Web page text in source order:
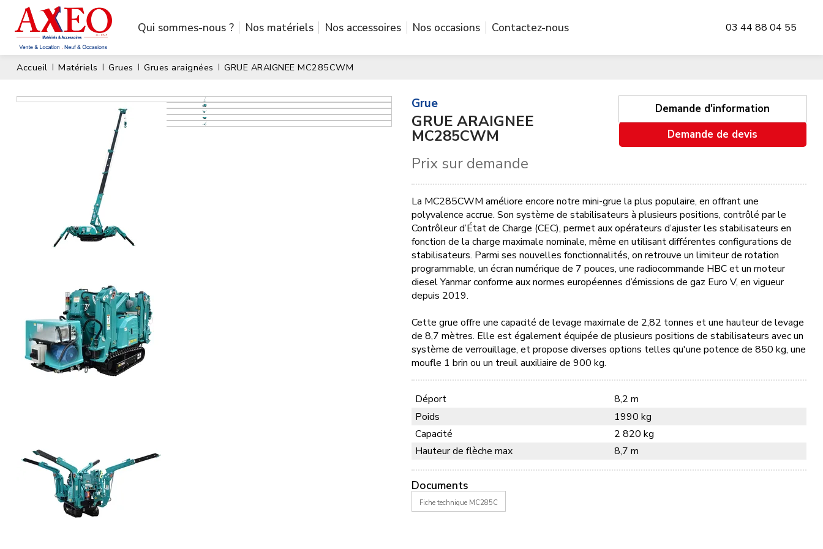
Qui sommes-nous ? Nos matériels Nos accessoires Nos occasions Contactez-nous 03 44 88 04 55
Accueil Matériels Grues Grues araignées GRUE ARAIGNEE MC285CWM
grue
GRUE ARAIGNEE
MC285CWM
Prix sur demande
Déport
8,2 m
Poids
1990 kg
Capacité
2 820 kg
Hauteur de flèche max
8,7 m
La MC285CWM améliore encore notre mini-grue la plus populaire, en offrant une
polyvalence accrue. Son système de stabilisateurs à plusieurs positions, contrôlé par le
Contrôleur d’État de Charge (CEC), permet aux opérateurs d’ajuster les stabilisateurs en
fonction de la charge maximale nominale, même en utilisant différentes configurations de
stabilisateurs. Parmi ses nouvelles fonctionnalités, on retrouve un limiteur de rotation
programmable, un écran numérique de 7 pouces, une radiocommande HBC et un moteur
diesel Yanmar conforme aux normes européennes d’émissions de gaz Euro V, en vigueur
depuis 2019.
Cette grue offre une capacité de levage maximale de 2,82 tonnes et une hauteur de levage
de 8,7 mètres. Elle est également équipée de plusieurs positions de stabilisateurs avec un
système de verrouillage, et propose diverses options telles qu'une potence de 850 kg, une
moufle 1 brin ou un treuil auxiliaire de 900 kg.
Documents
Fiche technique MC285C
Demande de devis
Demande d'information